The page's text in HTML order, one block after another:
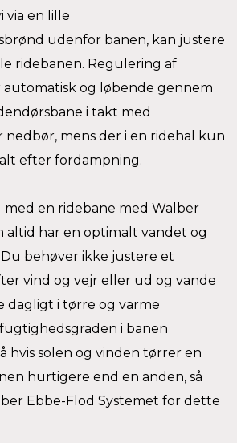
via en lille
udenfor banen, kan justere
ridebanen. Regulering af
automatisk og løbende gennem
i takt med
mens der i en ridehal kun
efter fordampning.
en ridebane med Walber
altid har en optimalt vandet og
behøver ikke justere et
vind og vejr eller ud og vande
dagligt i tørre og varme
i banen
hvis solen og vinden tørrer en
hurtigere end en anden, så
Ebbe-Flod Systemet for dette